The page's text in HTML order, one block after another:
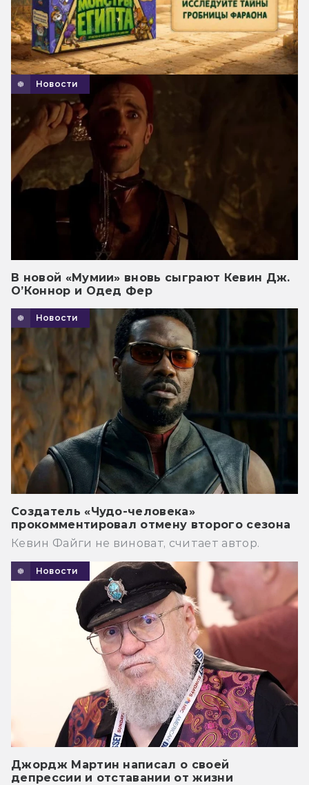
Новости
В новой «Мумии» вновь сыграют Кевин Дж.
О’Коннор и Одед Фер
Новости
Создатель «Чудо-человека»
прокомментировал отмену второго сезона
Кевин Файги не виноват, считает автор.
Новости
Джордж Мартин написал о своей
депрессии и отставании от жизни